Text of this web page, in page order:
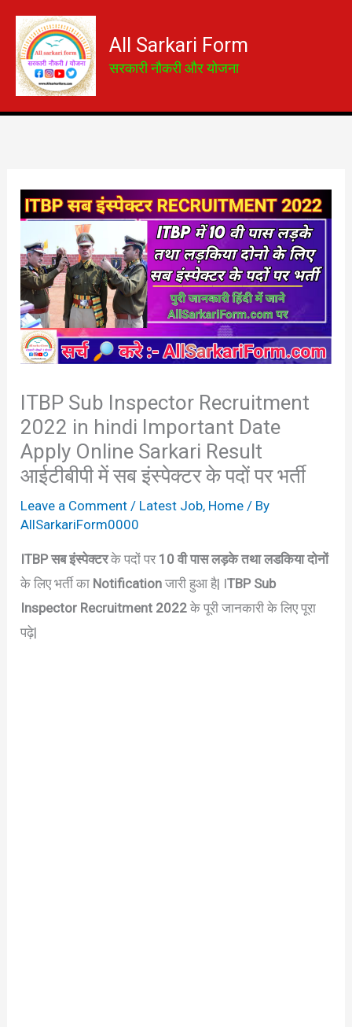
content
All Sarkari Form
सरकारी नौकरी और योजना
ITBP Sub Inspector Recruitment
2022 in hindi Important Date
Apply Online Sarkari Result
आईटीबीपी में सब इंस्पेक्टर के पदों पर भर्ती
Leave a Comment / Latest Job, Home / By
AllSarkariForm0000
ITBP सब इंस्पेक्टरके पदों पर 10 वी पास लड़के तथा लडकिया दोनों
के लिए भर्ती का Notificationजारी हुआ है| ITBP Sub
Inspector Recruitment 2022के पूरी जानकारी के लिए पूरा
पढ़े|